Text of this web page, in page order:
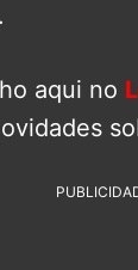
aqui no